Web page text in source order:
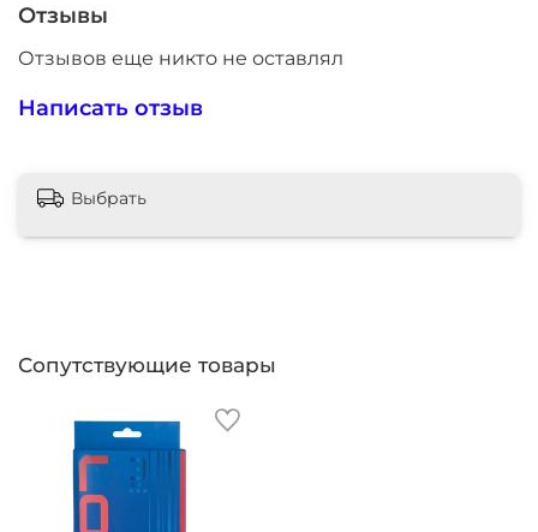
Отзывы
Отзывов еще никто не оставлял
Написать отзыв
Выбрать
Сопутствующие товары